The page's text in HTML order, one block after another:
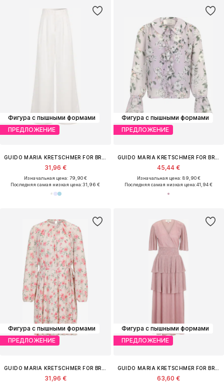
Фигура с пышными формами
ПРЕДЛОЖЕНИЕ
31,96 €
Изначальная цена: 79,90 €
Последняя самая низкая цена:31,96 €
Фигура с пышными формами
ПРЕДЛОЖЕНИЕ
45,44 €
Изначальная цена: 89,90 €
Последняя самая низкая цена:41,94 €
Фигура с пышными формами
ПРЕДЛОЖЕНИЕ
31,96 €
Фигура с пышными формами
ПРЕДЛОЖЕНИЕ
63,60 €